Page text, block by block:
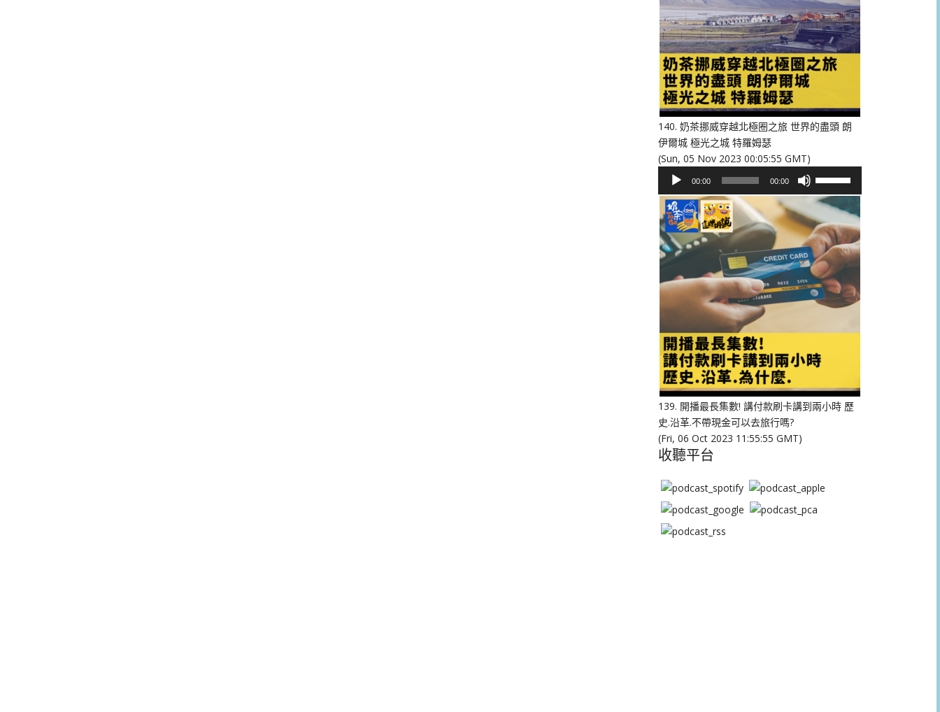
以
提
高
或
降
量。
140. 奶茶挪威穿越北極圈之旅 世界的盡頭 朗
伊爾城 極光之城 特羅姆瑟
(Sun, 05 Nov 2023 00:05:55 GMT)
播
放
器
00:00 00:00
向
上/
向
下
鍵
以
提
或
降
低
量。
139. 開播最長集數! 講付款刷卡講到兩小時 歷
史.沿革.不帶現金可以去旅行嗎?
(Fri, 06 Oct 2023 11:55:55 GMT)
收聽平台